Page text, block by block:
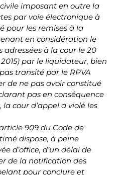
imposant en outre la
par voie électronique à
pour les remises à la
en considération le
adressées à la cour le 20
par le liquidateur, bien
transité par le RPVA
de ne pas avoir constitué
pas en conséquence
la cour d’appel a violé les
909 du Code de
dispose, à peine
d’office, d’un délai de
de la notification des
pour conclure et